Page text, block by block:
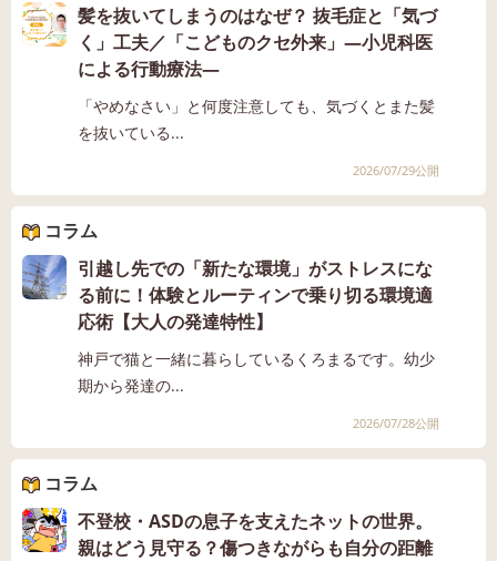
髪を抜いてしまうのはなぜ？ 抜毛症と「気づ
く」工夫／「こどものクセ外来」―小児科医
による行動療法―
「やめなさい」と何度注意しても、気づくとまた髪
を抜いている...
2026/07/29公開
コラム
引越し先での「新たな環境」がストレスにな
る前に！体験とルーティンで乗り切る環境適
応術【大人の発達特性】
神戸で猫と一緒に暮らしているくろまるです。幼少
期から発達の...
2026/07/28公開
コラム
不登校・ASDの息子を支えたネットの世界。
親はどう見守る？傷つきながらも自分の距離